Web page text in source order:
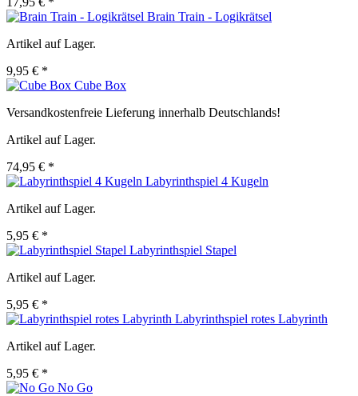
Brain Train - Logikrätsel
Artikel auf Lager.
9,95 € *
Cube Box
Versandkostenfreie Lieferung innerhalb Deutschlands!
Artikel auf Lager.
74,95 € *
Labyrinthspiel 4 Kugeln
Artikel auf Lager.
5,95 € *
Labyrinthspiel Stapel
Artikel auf Lager.
5,95 € *
Labyrinthspiel rotes Labyrinth
Artikel auf Lager.
5,95 € *
No Go